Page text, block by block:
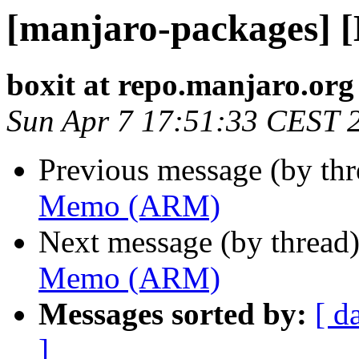
[manjaro-packages]
boxit at repo.manjaro.org
Sun Apr 7 17:51:33 CEST
Previous message (by
Memo (ARM)
Next message (by
Memo (ARM)
Messages sorted by: [
]